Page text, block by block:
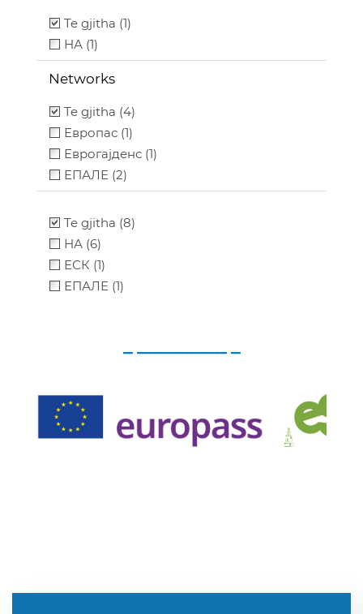
Te gjitha (1)
НА (1)
Networks
Te gjitha (4)
Европас (1)
Еврогајденс (1)
ЕПАЛЕ (2)
Te gjitha (8)
НА (6)
ЕСК (1)
ЕПАЛЕ (1)
_ __________ _